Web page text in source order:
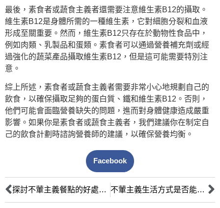
最後，素食者或蔬食主義者還需要注意維生素B12的攝取。
維生素B12是身體所需的一種維生素，它對細胞分裂和血液
形成至關重要。然而，維生素B12只存在於動物性食品中，
例如肉類、乳製品和蛋類。素食者可以通過營養補充劑或經
過強化的蔬菜產品攝取維生素B12，但是這可能需要特別注
意。
綜上所述，素食者或蔬食主義者需要非常小心地規劃自己的
飲食，以確保攝取足夠的蛋白質、鐵和維生素B12。否則，
他們可能會面臨營養缺失的問題，進而對身體健康造成嚴重
影響。如果你是素食者或蔬食主義者，我們建議你在制定自
己的飲食計劃時諮詢營養師的建議，以確保營養均衡。
Facebook
探討不葷主義餐點的好處與缺點 不葷主義生活方式是否能夠紓解全球糧食危機？